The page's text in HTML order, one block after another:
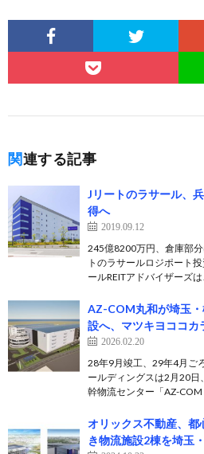
関連する記事
Jリートのラサール、
得へ
2019.09.12
245億8200万円、倉庫部
トのラサールロジポート
ールREITアドバイザーズ
AZ-COM丸和が埼玉
設へ、マツキヨココカ
2026.02.20
28年9月竣工、29年4月ご
ールディングスは2月20
幹物流センター「AZ-
オリックス不動産、都
き物流施設2棟を埼玉